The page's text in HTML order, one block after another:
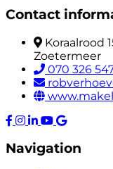
Contact
Koraalrood
Zoetermeer
070 326
Navigation